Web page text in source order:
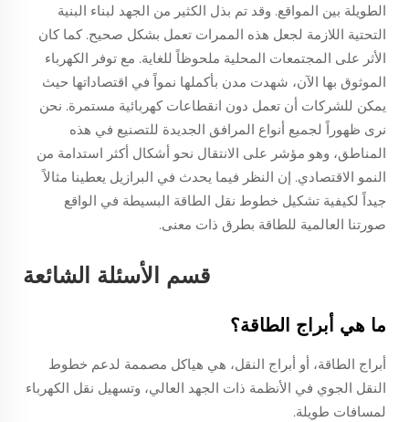
الطويلة بين المواقع. وقد تم بذل الكثير من الجهد لبناء البنية
التحتية اللازمة لجعل هذه الممرات تعمل بشكل صحيح. كما كان
الأثر على المجتمعات المحلية ملحوظاً للغاية. مع توفر الكهرباء
الموثوق بها الآن، شهدت مدن بأكملها نمواً في اقتصاداتها حيث
يمكن للشركات أن تعمل دون انقطاعات كهربائية مستمرة. نحن
نرى ظهوراً لجميع أنواع المرافق الجديدة للتصنيع في هذه
المناطق، وهو مؤشر على الانتقال نحو أشكال أكثر استدامة من
النمو الاقتصادي. إن النظر فيما يحدث في البرازيل يعطينا مثالاً
جيداً لكيفية تشكيل خطوط نقل الطاقة البسيطة في الواقع
صورتنا العالمية للطاقة بطرق ذات معنى.
قسم الأسئلة الشائعة
ما هي أبراج الطاقة؟
أبراج الطاقة، أو أبراج النقل، هي هياكل مصممة لدعم خطوط
النقل الجوي في الأنظمة ذات الجهد العالي، وتسهيل نقل الكهرباء
لمسافات طويلة.